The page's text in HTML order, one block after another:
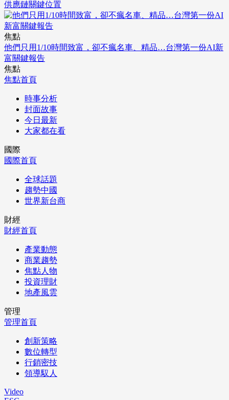
供應鏈關鍵位置
焦點
他們只用1/10時間致富，卻不瘋名車、精品…台灣第一份AI新
富關鍵報告
焦點
焦點首頁
時事分析
封面故事
今日最新
大家都在看
國際
國際首頁
全球話題
趨勢中國
世界新台商
財經
財經首頁
產業動態
商業趨勢
焦點人物
投資理財
地產風雲
管理
管理首頁
創新策略
數位轉型
行銷密技
領導馭人
Video